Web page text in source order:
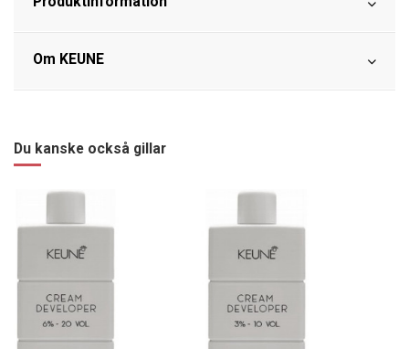
Om KEUNE
Du kanske också gillar